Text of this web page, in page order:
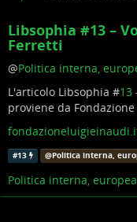
Libsophia #13 –
Ferretti
@Politica interna,
L'articolo Libsophia #13
proviene da
#13 @Politica interna,
Politica interna,